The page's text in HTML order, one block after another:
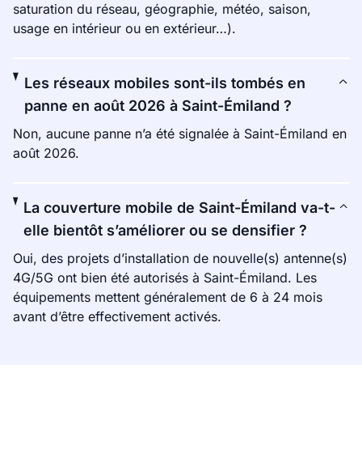
saturation du réseau, géographie, météo, saison,
usage en intérieur ou en extérieur…).
Les réseaux mobiles sont-ils tombés en
panne en août 2026 à Saint-Émiland ?
Non, aucune panne n’a été signalée à Saint-Émiland en
août 2026.
La couverture mobile de Saint-Émiland va-t-
elle bientôt s’améliorer ou se densifier ?
Oui, des projets d’installation de nouvelle(s) antenne(s)
4G/5G ont bien été autorisés à Saint-Émiland. Les
équipements mettent généralement de 6 à 24 mois
avant d’être effectivement activés.